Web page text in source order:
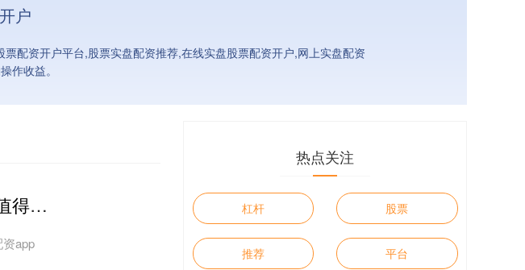
户
配资开户平台,股票实盘配资推荐,在线实盘股票配资开户,网上实盘配资
作收益。
北京股票配资公司推荐：可靠、专业、值得信赖
app
热点关注
杠杆 股票
推荐 平台